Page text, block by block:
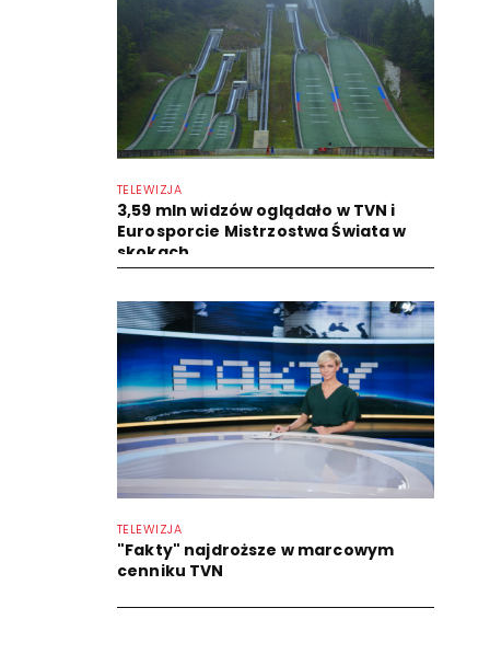
TELEWIZJA
3,59 mln widzów oglądało w TVN i
Eurosporcie Mistrzostwa Świata w
skokach
TELEWIZJA
"Fakty" najdroższe w marcowym
cenniku TVN